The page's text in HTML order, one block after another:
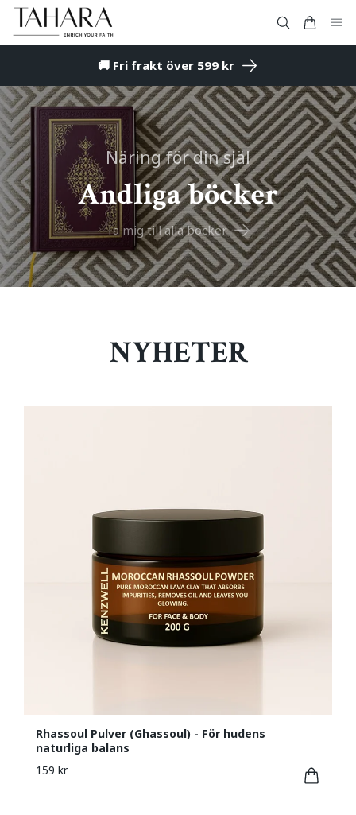
🚚 Fri frakt över 599 kr
Näring för din själ
Andliga böcker
Ta mig till alla böcker
NYHETER
Rhassoul Pulver (Ghassoul) - För hudens
naturliga balans
159 kr